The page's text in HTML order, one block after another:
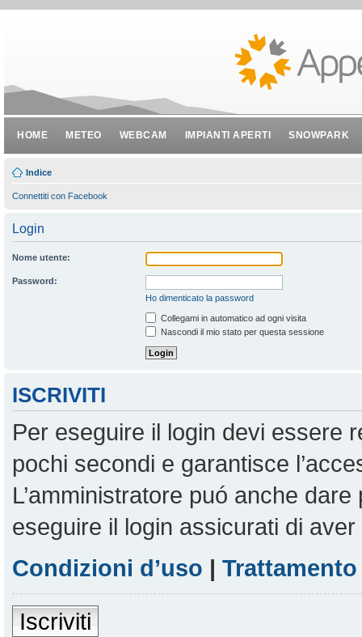
HOME METEO WEBCAM IMPIANTI APERTI SNOWPARK
Indice
Connettiti con Facebook
Login
Nome utente:
Password:
Ho dimenticato la password
Collegami in automatico ad ogni visita
Nascondi il mio stato per questa sessione
ISCRIVITI
Per eseguire il login devi essere
pochi secondi e garantisce
L’amministratore puó anche
eseguire il login assicurati di
Condizioni d’uso |
Iscriviti